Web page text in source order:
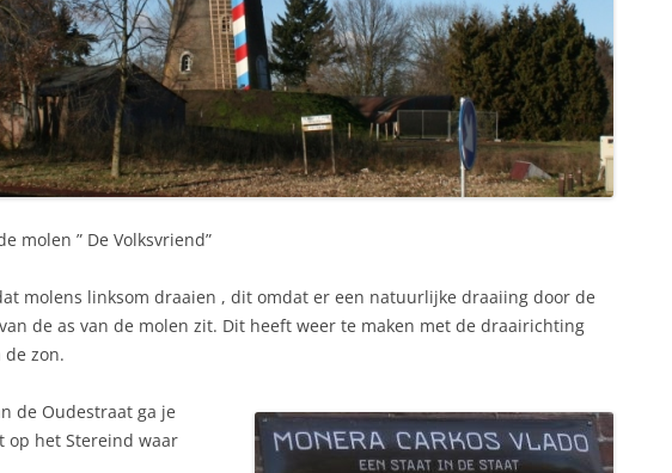
molen ” De Volksvriend”
molens linksom draaien , dit omdat er een natuurlijke draaiing door de
de as van de molen zit. Dit heeft weer te maken met de draairichting
de zon.
de Oudestraat ga je
op het Stereind waar